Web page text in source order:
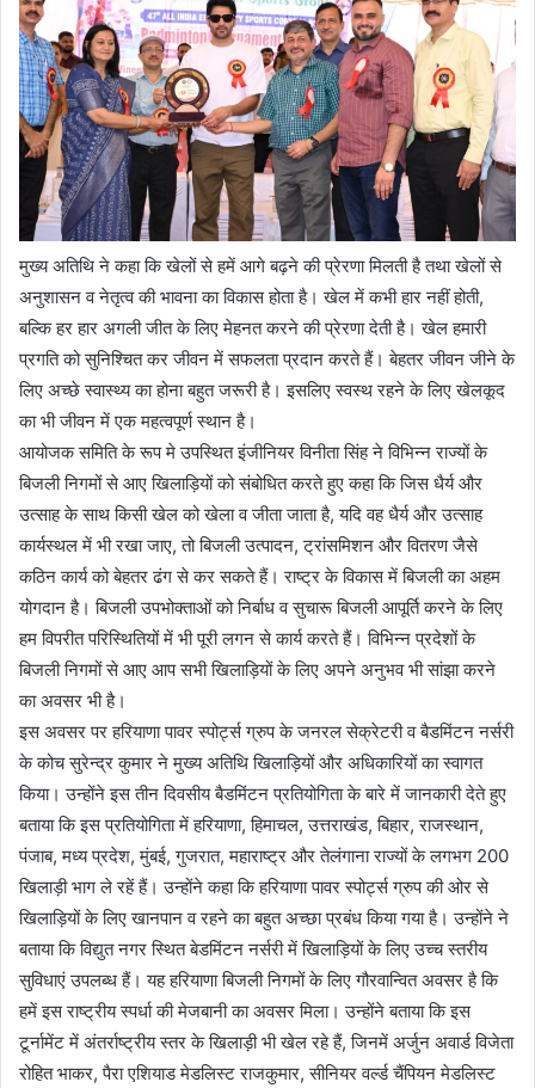
मुख्य अतिथि ने कहा कि खेलों से हमें आगे बढ़ने की प्रेरणा मिलती है तथा खेलों से
अनुशासन व नेतृत्व की भावना का विकास होता है। खेल में कभी हार नहीं होती,
बल्कि हर हार अगली जीत के लिए मेहनत करने की प्रेरणा देती है। खेल हमारी
प्रगति को सुनिश्चित कर जीवन में सफलता प्रदान करते हैं। बेहतर जीवन जीने के
लिए अच्छे स्वास्थ्य का होना बहुत जरूरी है। इसलिए स्वस्थ रहने के लिए खेलकूद
का भी जीवन में एक महत्वपूर्ण स्थान है।
आयोजक समिति के रूप मे उपस्थित इंजीनियर विनीता सिंह ने विभिन्न राज्यों के
बिजली निगमों से आए खिलाड़ियों को संबोधित करते हुए कहा कि जिस धैर्य और
उत्साह के साथ किसी खेल को खेला व जीता जाता है, यदि वह धैर्य और उत्साह
कार्यस्थल में भी रखा जाए, तो बिजली उत्पादन, ट्रांसमिशन और वितरण जैसे
कठिन कार्य को बेहतर ढंग से कर सकते हैं। राष्ट्र के विकास में बिजली का अहम
योगदान है। बिजली उपभोक्ताओं को निर्बाध व सुचारू बिजली आपूर्ति करने के लिए
हम विपरीत परिस्थितियों में भी पूरी लगन से कार्य करते हैं। विभिन्न प्रदेशों के
बिजली निगमों से आए आप सभी खिलाड़ियों के लिए अपने अनुभव भी सांझा करने
का अवसर भी है।
इस अवसर पर हरियाणा पावर स्पोर्ट्स ग्रुप के जनरल सेक्रेटरी व बैडमिंटन नर्सरी
के कोच सुरेन्द्र कुमार ने मुख्य अतिथि खिलाड़ियों और अधिकारियों का स्वागत
किया। उन्होंने इस तीन दिवसीय बैडमिंटन प्रतियोगिता के बारे में जानकारी देते हुए
बताया कि इस प्रतियोगिता में हरियाणा, हिमाचल, उत्तराखंड, बिहार, राजस्थान,
पंजाब, मध्य प्रदेश, मुंबई, गुजरात, महाराष्ट्र और तेलंगाना राज्यों के लगभग 200
खिलाड़ी भाग ले रहें हैं। उन्होंने कहा कि हरियाणा पावर स्पोर्ट्स ग्रुप की ओर से
खिलाड़ियों के लिए खानपान व रहने का बहुत अच्छा प्रबंध किया गया है। उन्होंने ने
बताया कि विद्युत नगर स्थित बेडमिंटन नर्सरी में खिलाड़ियों के लिए उच्च स्तरीय
सुविधाएं उपलब्ध हैं। यह हरियाणा बिजली निगमों के लिए गौरवान्वित अवसर है कि
हमें इस राष्ट्रीय स्पर्धा की मेजबानी का अवसर मिला। उन्होंने बताया कि इस
टूर्नामेंट में अंतर्राष्ट्रीय स्तर के खिलाड़ी भी खेल रहे हैं, जिनमें अर्जुन अवार्ड विजेता
रोहित भाकर, पैरा एशियाड मेडलिस्ट राजकुमार, सीनियर वर्ल्ड चैंपियन मेडलिस्ट